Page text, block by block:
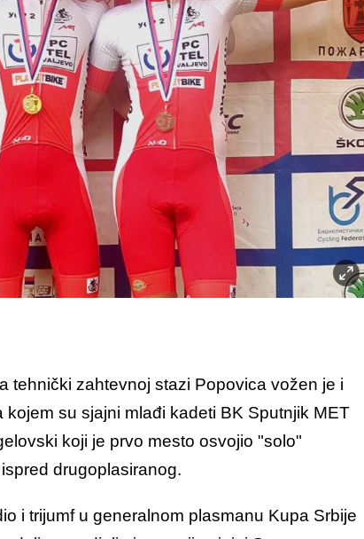
tehnički zahtevnoj stazi Popovica vožen je i
su sjajni mlađi kadeti BK Sputnjik MET
koji je prvo mesto osvojio "solo"
drugoplasiranog.
i trijumf u generalnom plasmanu Kupa Srbije